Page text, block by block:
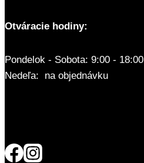
Otváracie hodiny:
Pondelok - Sobota: 9:00 - 18:00
Nedeľa: na objednávku